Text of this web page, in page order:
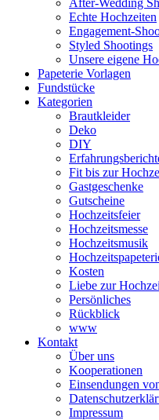
After-Wedding
Echte Hochzeiten
Engagement-
Styled Shootings
Unsere eigene
Papeterie Vorlagen
Fundstücke
Kategorien
Brautkleider
Deko
DIY
Fit bis zur
Gastgeschenke
Gutscheine
Hochzeitsfeier
Hochzeitsmesse
Hochzeitsmusik
Kosten
Liebe zur
Persönliches
Rückblick
www
Kontakt
Über uns
Kooperationen
Einsendungen
Impressum